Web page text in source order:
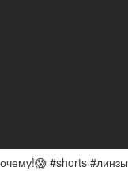
#shorts #линзы